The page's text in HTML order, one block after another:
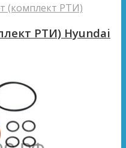
(комплект РТИ)
РТИ) Hyundai